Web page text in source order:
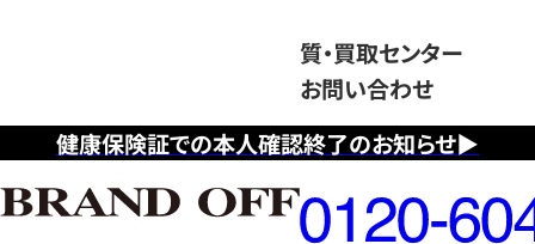
健康保険証での本人確認終了のお知らせ▶
質・買取センター
お問い合わせ
フ
リ
ー